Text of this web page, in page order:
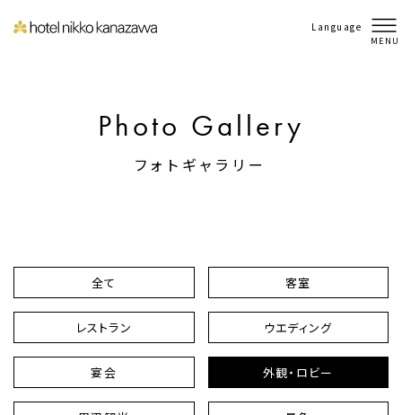
Language
MENU
Photo Gallery
フォトギャラリー
全て 客室
レストラン ウエディング
宴会 外観・ロビー